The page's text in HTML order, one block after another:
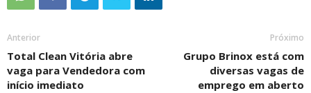
Anterior
Total Clean Vitória abre
vaga para Vendedora com
início imediato
Próximo
Grupo Brinox está com
diversas vagas de
emprego em aberto